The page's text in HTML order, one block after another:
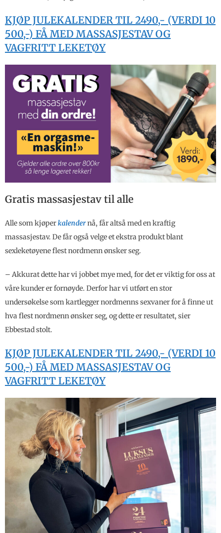
KJØP JULEKALENDER TIL 2490,- (VERDI 10
500,-) FÅ MED MASSASJESTAV OG
VAGFRITT LEKETØY
Gratis massasjestav til alle
Alle som kjøperkalendernå, får altså med en kraftig
massasjestav. De får også velge et ekstra produkt blant
sexleketøyene flest nordmenn ønsker seg.
– Akkurat dette har vi jobbet mye med, for det er viktig for oss at
våre kunder er fornøyde. Derfor har vi utført en stor
undersøkelse som kartlegger nordmenns sexvaner for å finne ut
hva flest nordmenn ønsker seg, og dette er resultatet, sier
Ebbestad stolt.
KJØP JULEKALENDER TIL 2490,- (VERDI 10
500,-) FÅ MED MASSASJESTAV OG
VAGFRITT LEKETØY